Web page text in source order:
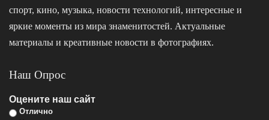
спорт, кино, музыка, новости технологий, интересные и
яркие моменты из мира знаменитостей. Актуальные
материалы и креативные новости в фотографиях.
Наш Опрос
Оцените наш сайт
Отлично